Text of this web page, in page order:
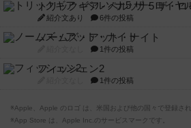
トリックギア - ペルソナ5 ザ・ロ
紹介文あり 6件の投稿
ノームズ・アット・ナイト
1件の投稿
フィッシェン2
1件の投稿
※Apple、Apple のロゴ は、米国および他の国々で登録さ
※App Store は、Apple Inc.のサービスマークです。